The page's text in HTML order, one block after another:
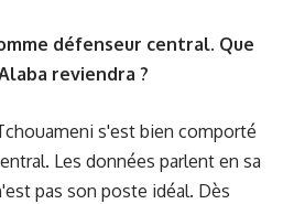
défenseur central. Que
reviendra ?
s'est bien comporté
Les données parlent en sa
pas son poste idéal. Dès